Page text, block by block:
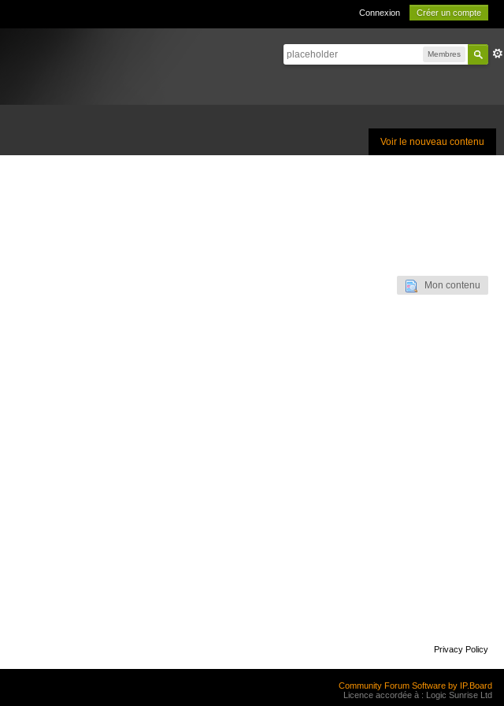
Connexion Créer un compte
Membres
Voir le nouveau contenu
Mon contenu
Privacy Policy
Community Forum Software by IP.Board
Licence accordée à : Logic Sunrise Ltd